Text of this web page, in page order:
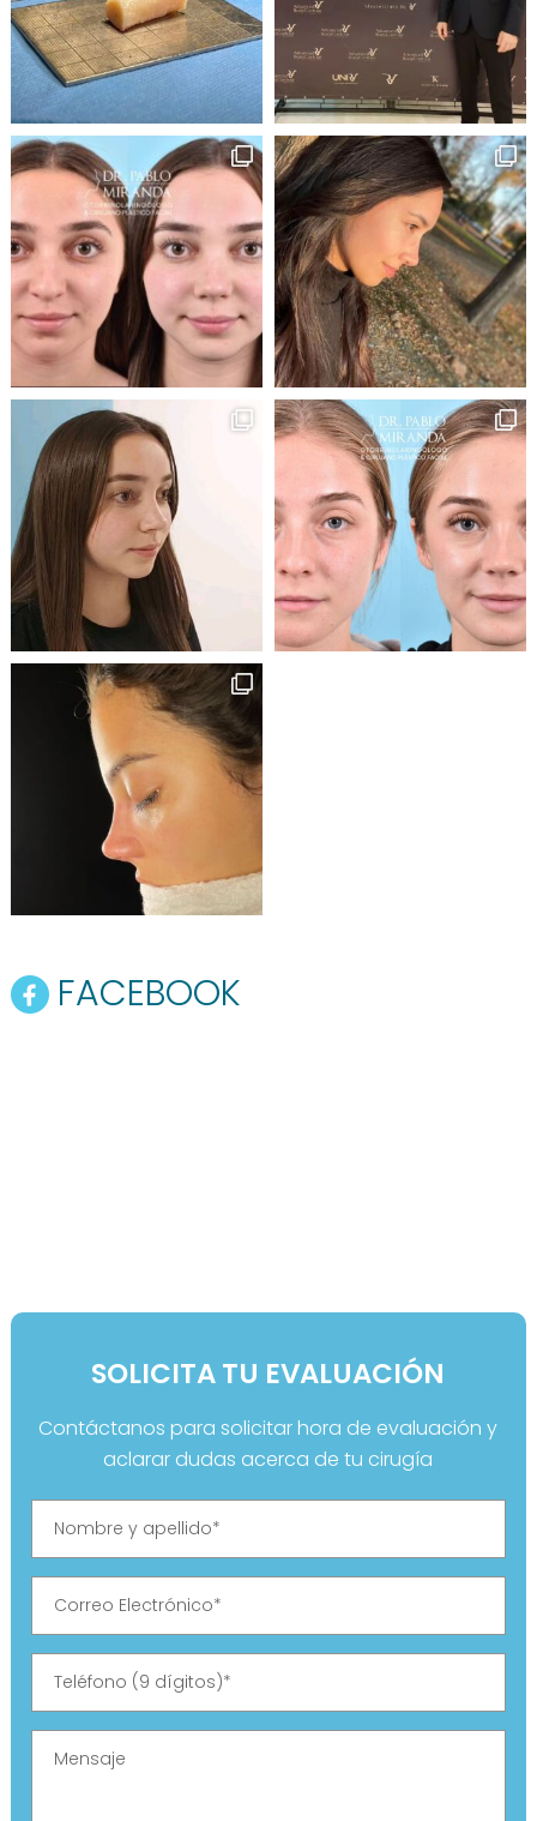
FACEBOOK
SOLICITA TU EVALUACIÓN
Contáctanos para solicitar hora de evaluación y
aclarar dudas acerca de tu cirugía